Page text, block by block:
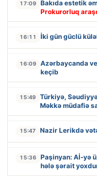
17:09 Bakıda estetik
Prokurorluq
16:11 İki gün güclü
16:09
Azərbaycanda
keçib
15:49
Türkiyə,
Məkkə müdafiə
15:47 Nazir Lerikdə
15:36
Paşinyan: Aİ-yə
hələ şərait